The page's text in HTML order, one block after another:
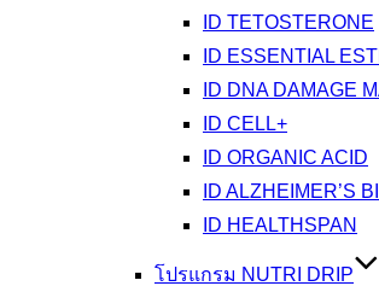
ID TETOSTERONE
ID ESSENTIAL
ID DNA DAMAGE
ID CELL+
ID ORGANIC ACID
ID ALZHEIMER’S
ID HEALTHSPAN
โปรแกรม NUTRI DRIP